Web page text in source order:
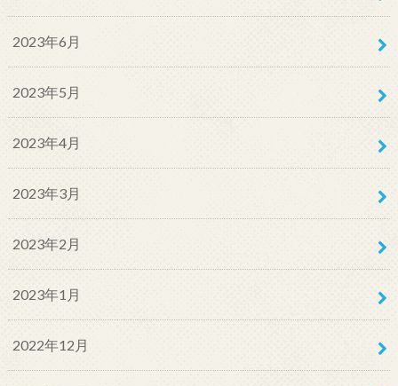
2023年6月
2023年5月
2023年4月
2023年3月
2023年2月
2023年1月
2022年12月